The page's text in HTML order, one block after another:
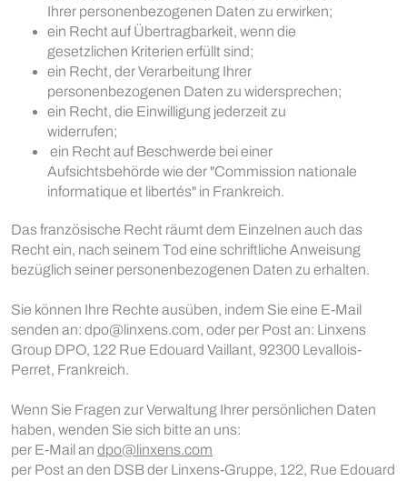
Ihrer personenbezogenen Daten zu erwirken;
ein Recht auf Übertragbarkeit, wenn die
gesetzlichen Kriterien erfüllt sind;
ein Recht, der Verarbeitung Ihrer
personenbezogenen Daten zu widersprechen;
ein Recht, die Einwilligung jederzeit zu
widerrufen;
ein Recht auf Beschwerde bei einer
Aufsichtsbehörde wie der "Commission nationale
informatique et libertés" in Frankreich.
Das französische Recht räumt dem Einzelnen auch das
Recht ein, nach seinem Tod eine schriftliche Anweisung
bezüglich seiner personenbezogenen Daten zu erhalten.
Sie können Ihre Rechte ausüben, indem Sie eine E-Mail
senden an: dpo@linxens.com, oder per Post an: Linxens
Group DPO, 122 Rue Edouard Vaillant, 92300 Levallois-
Perret, Frankreich.
Wenn Sie Fragen zur Verwaltung Ihrer persönlichen Daten
haben, wenden Sie sich bitte an uns:
per E-Mail an dpo@linxens.com
per Post an den DSB der Linxens-Gruppe, 122, Rue Edouard